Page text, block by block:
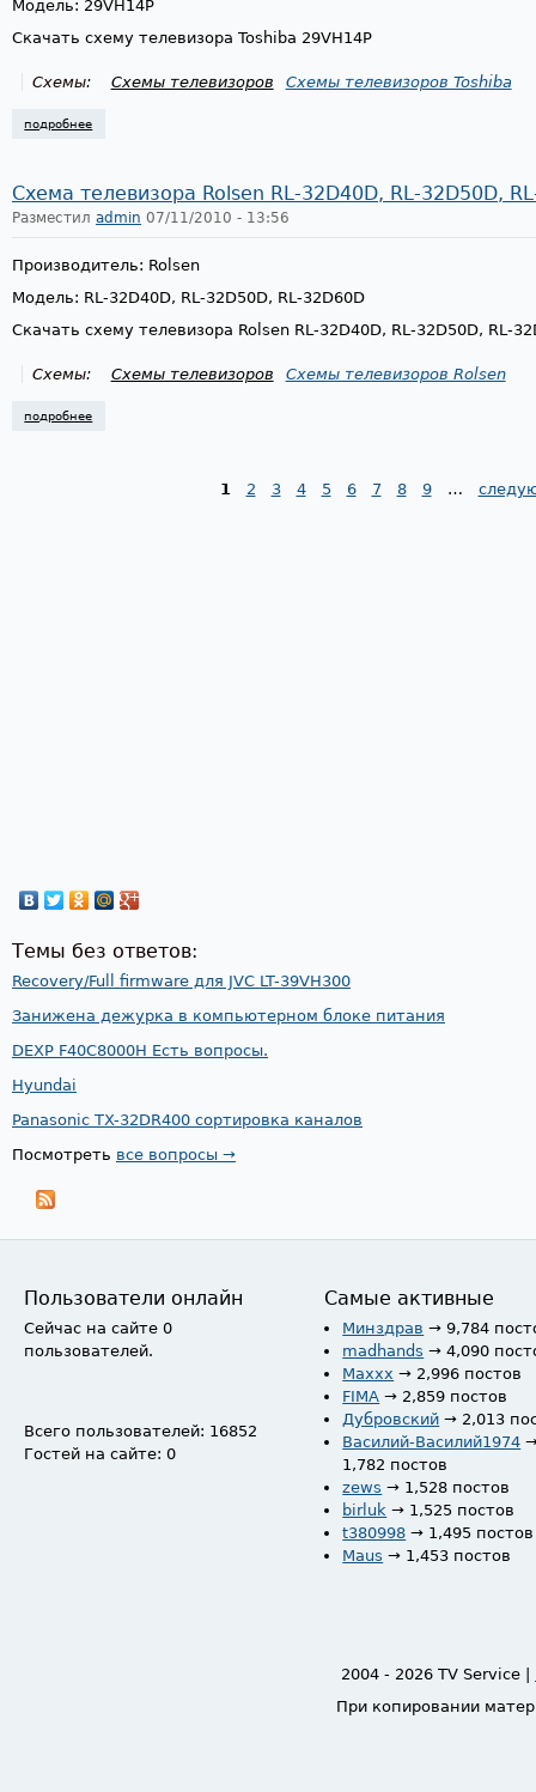
Модель: 29VH14P
Скачать схему телевизора Toshiba 29VH14P
Схемы: Схемы телевизоров Схемы телевизоров Toshiba
подробнее
Схема телевизора Rolsen RL-32D40D, RL-32D50D,
Разместил admin 07/11/2010 - 13:56
Производитель: Rolsen
Модель: RL-32D40D, RL-32D50D, RL-32D60D
Скачать схему телевизора Rolsen RL-32D40D, RL-32D50D, RL-
Схемы: Схемы телевизоров Схемы телевизоров Rolsen
подробнее
1 2 3 4 5 6 7 8 9 …
Темы без ответов:
Recovery/Full firmware для JVC LT-39VH300
Занижена дежурка в компьютерном блоке питания
DEXP F40C8000H Есть вопросы.
Hyundai
Panasonic TX-32DR400 сортировка каналов
Посмотреть все вопросы →
Пользователи онлайн
Сейчас на сайте 0
пользователей.
Всего пользователей: 16852
Гостей на сайте: 0
Самые активные
Минздрав → 9,784
madhands → 4,090
Maxxx → 2,996 постов
FIMA → 2,859 постов
Дубровский → 2,013
Василий-Василий1974
1,782 постов
zews → 1,528 постов
birluk → 1,525 постов
t380998 → 1,495 постов
Maus → 1,453 постов
2004 - 2026 TV Service |
При копировании